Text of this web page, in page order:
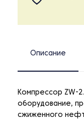
Описание
Компрессор ZW-
оборудование,
сжиженного